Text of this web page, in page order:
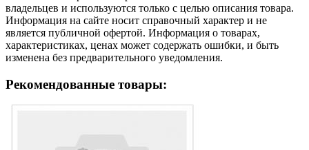
владельцев и используются только с целью описания товара.
Информация на сайте носит справочный характер и не
является публичной офертой. Информация о товарах,
характеристиках, ценах может содержать ошибки, и быть
изменена без предварительного уведомления.
Рекомендованные товары: